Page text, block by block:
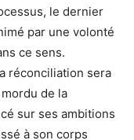
le dernier
par une volonté
ce sens.
réconciliation sera
de la
sur ses ambitions
à son corps